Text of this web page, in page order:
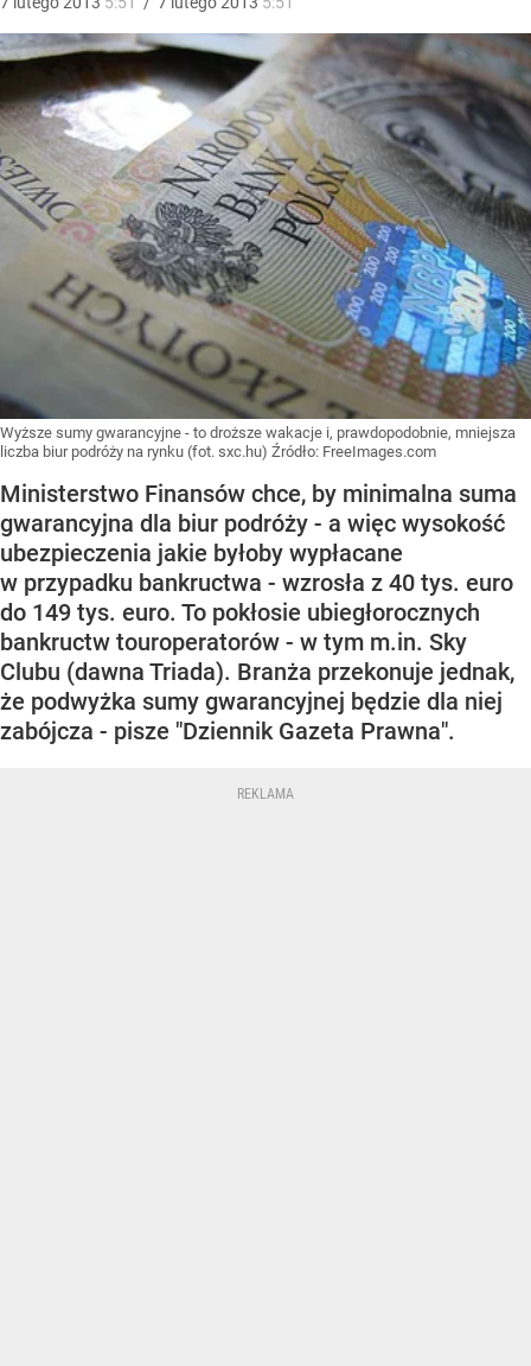
Wyższe sumy gwarancyjne - to droższe wakacje i, prawdopodobnie, mniejsza
liczba biur podróży na rynku (fot. sxc.hu) Źródło: FreeImages.com
Ministerstwo Finansów chce, by minimalna suma
gwarancyjna dla biur podróży - a więc wysokość
ubezpieczenia jakie byłoby wypłacane
w przypadku bankructwa - wzrosła z 40 tys. euro
do 149 tys. euro. To pokłosie ubiegłorocznych
bankructw touroperatorów - w tym m.in. Sky
Clubu (dawna Triada). Branża przekonuje jednak,
że podwyżka sumy gwarancyjnej będzie dla niej
zabójcza - pisze "Dziennik Gazeta Prawna".